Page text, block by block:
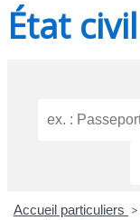
État civil
Accueil particuliers >